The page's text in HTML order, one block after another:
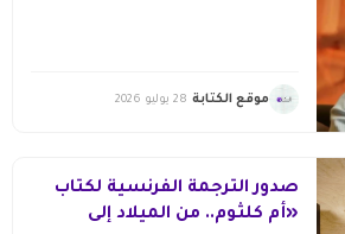
موقع الكتابة 28 يوليو 2026
صدور الترجمة الفرنسية لكتاب
«أم كلثوم.. من الميلاد إلى